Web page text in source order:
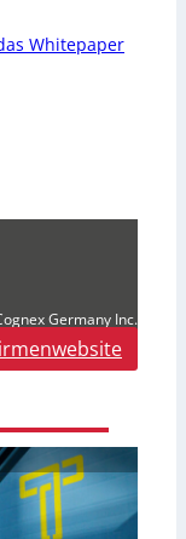
Whitepaper
Germany Inc.